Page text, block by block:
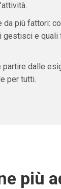
da più fattori:
e
dalle
per tutti.
più